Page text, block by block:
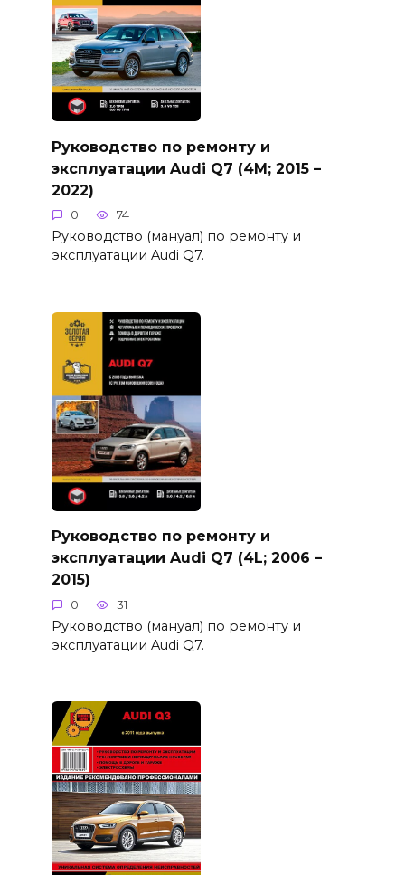
Руководство по ремонту и
эксплуатации Audi Q7 (4M; 2015 –
2022)
0 74
Руководство (мануал) по ремонту и
эксплуатации Audi Q7.
Руководство по ремонту и
эксплуатации Audi Q7 (4L; 2006 –
2015)
0 31
Руководство (мануал) по ремонту и
эксплуатации Audi Q7.